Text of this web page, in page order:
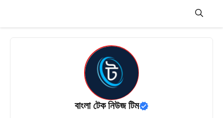
Menu
বাংলা টেক নিউজ টিম